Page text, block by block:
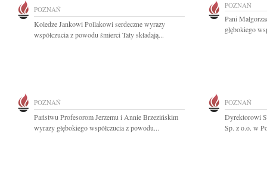
POZNAŃ
Koledze Jankowi Pollakowi serdeczne wyrazy
współczucia z powodu śmierci Taty składają...
POZNAŃ
Pani
głębokiego
POZNAŃ
Państwu Profesorom Jerzemu i Annie Brzezińskim
wyrazy głębokiego współczucia z powodu...
POZNAŃ
Dyrektorowi
Sp. z o.o. w